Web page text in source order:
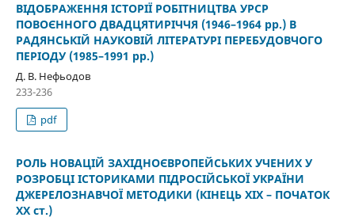
ВІДОБРАЖЕННЯ ІСТОРІЇ РОБІТНИЦТВА УРСР
ПОВОЄННОГО ДВАДЦЯТИРІЧЧЯ (1946–1964 рр.) В
РАДЯНСЬКІЙ НАУКОВІЙ ЛІТЕРАТУРІ ПЕРЕБУДОВЧОГО
ПЕРІОДУ (1985–1991 рр.)
Д. В. Нефьодов
233-236
pdf
РОЛЬ НОВАЦІЙ ЗАХІДНОЄВРОПЕЙСЬКИХ УЧЕНИХ У
РОЗРОБЦІ ІСТОРИКАМИ ПІДРОСІЙСЬКОЇ УКРАЇНИ
ДЖЕРЕЛОЗНАВЧОЇ МЕТОДИКИ (КІНЕЦЬ ХІХ – ПОЧАТОК
ХХ ст.)